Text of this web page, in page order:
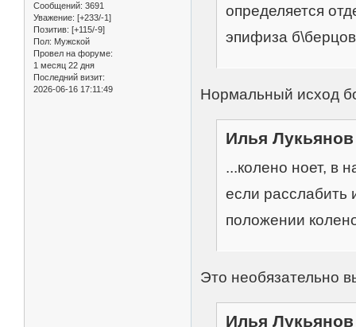
Сообщений: 3691
Уважение: [+233/-1]
Позитив: [+115/-9]
Пол: Мужской
Провел на форуме:
1 месяц 22 дня
Последний визит:
2026-06-16 17:11:49
определяется
эпифиза
Нормальный исход
Илья
...колено ноет, в
если расслабить
положении
Это необязательно
Илья